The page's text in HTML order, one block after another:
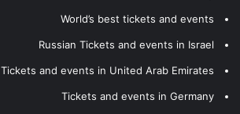
World’s best tickets and events
Russian Tickets and events in Israel
Tickets and events in United Arab Emirates
Tickets and events in Germany